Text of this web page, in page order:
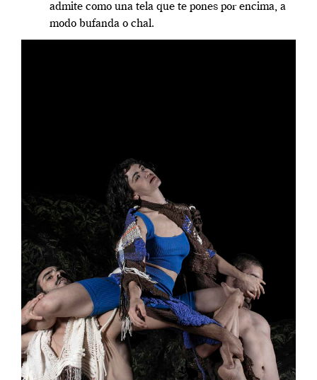
admite como una tela que te pones por encima, a
modo bufanda o chal.